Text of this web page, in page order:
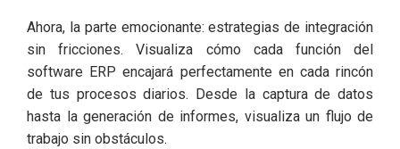
Ahora, la parte emocionante: estrategias de integración
sin fricciones. Visualiza cómo cada función del
software ERP encajará perfectamente en cada rincón
de tus procesos diarios. Desde la captura de datos
hasta la generación de informes, visualiza un flujo de
trabajo sin obstáculos.